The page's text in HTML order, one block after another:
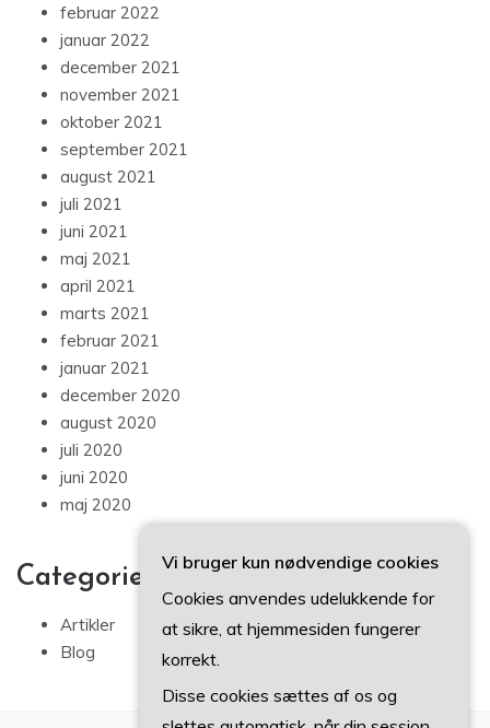
februar 2022
januar 2022
december 2021
november 2021
oktober 2021
september 2021
august 2021
juli 2021
juni 2021
maj 2021
april 2021
marts 2021
februar 2021
januar 2021
december 2020
august 2020
juli 2020
juni 2020
maj 2020
Categories
Artikler
Blog
Vi bruger kun nødvendige cookies
Cookies anvendes udelukkende for
at sikre, at hjemmesiden fungerer
korrekt.
Disse cookies sættes af os og